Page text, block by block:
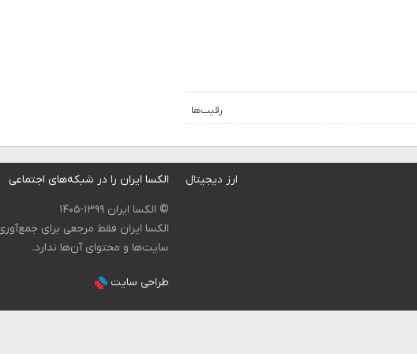
رقیب‌ها
ارز دیجیتال
الکسا ایران را در شبکه‌های اجتماعی
© الکسا ایران ۱۳۹۹-۱۴۰۵
الکسا ایران فقط مرجعی برای
سایت‌ها و محتوای آن‌ها ندارد.
طراحی سایت